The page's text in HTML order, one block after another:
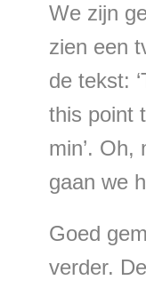
We zijn
zien een
de tekst:
this point
min’. Oh,
gaan we
Goed
verder.